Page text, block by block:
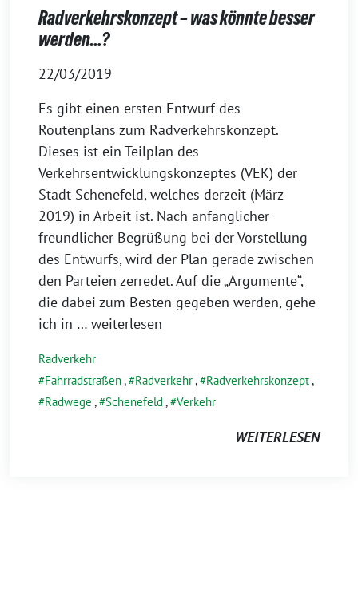
Radverkehrskonzept – was könnte besser
werden…?
22/03/2019
Es gibt einen ersten Entwurf des
Routenplans zum Radverkehrskonzept.
Dieses ist ein Teilplan des
Verkehrsentwicklungskonzeptes (VEK) der
Stadt Schenefeld, welches derzeit (März
2019) in Arbeit ist. Nach anfänglicher
freundlicher Begrüßung bei der Vorstellung
des Entwurfs, wird der Plan gerade zwischen
den Parteien zerredet. Auf die „Argumente“,
die dabei zum Besten gegeben werden, gehe
ich in … weiterlesen
Radverkehr
Fahrradstraßen, Radverkehr, Radverkehrskonzept,
Radwege , Schenefeld , Verkehr
WEITERLESEN